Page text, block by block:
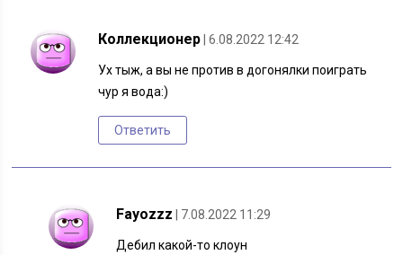
Коллекционер | 6.08.2022 12:42
Ух тыж, а вы не против в догонялки поиграть
чур я вода:)
Ответить
Fayozzz | 7.08.2022 11:29
Дебил какой-то клоун